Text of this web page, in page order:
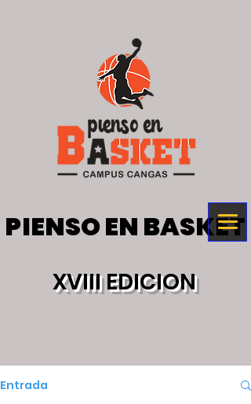
XVIII EDICION
PIENSO EN BASKET
PIENSO EN BASKET
Entrada